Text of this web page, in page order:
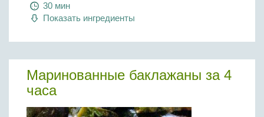
30 мин
Показать ингредиенты
Маринованные баклажаны за 4
часа